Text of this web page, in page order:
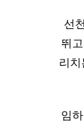
선
뛰
리
임